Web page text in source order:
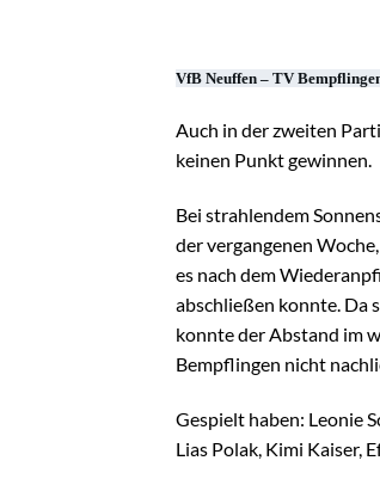
VfB Neuffen – TV
Auch in der zweiten
keinen Punkt gewinnen.
Bei strahlendem
der vergangenen
es nach dem
abschließen konnte. Da
konnte der Abstand im
Bempflingen nicht
Gespielt haben: Leonie
Lias Polak, Kimi Kaiser,